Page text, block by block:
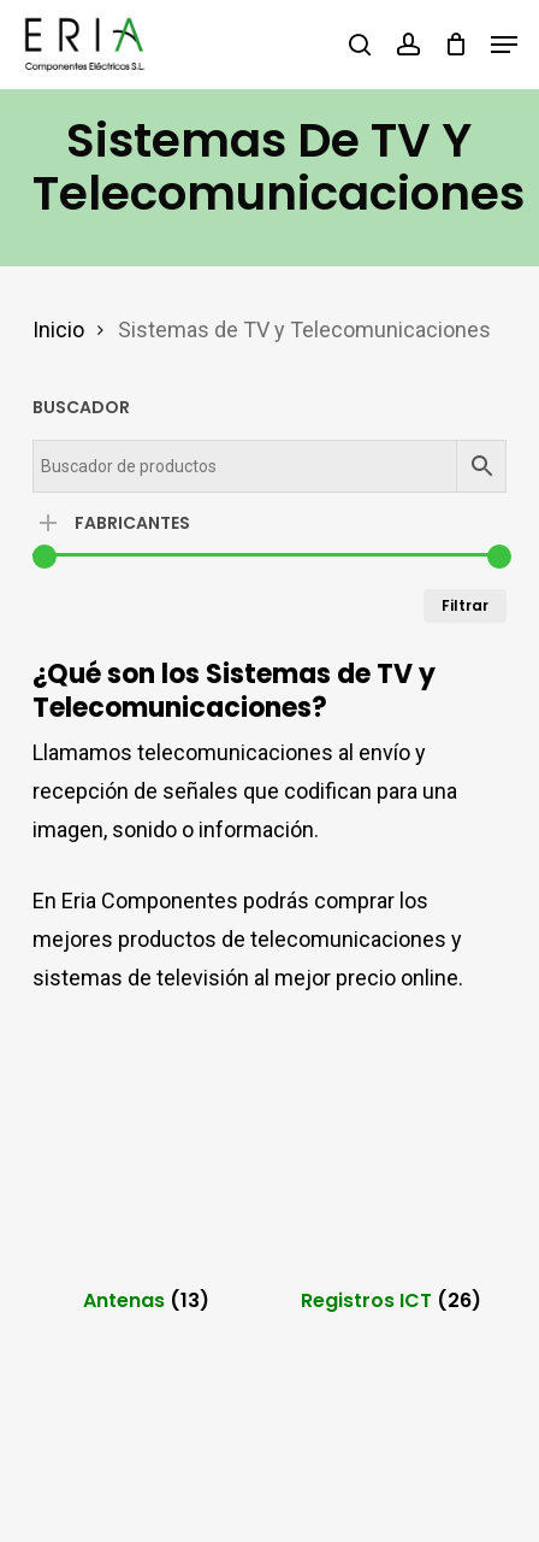
Saltar
contenido
principal
buscaraccount
Sistemas De TV Y
Telecomunicaciones
Inicio Sistemas de TV y Telecomunicaciones
BUSCADOR
FABRICANTES
Filtrar
¿Qué son los Sistemas de TV y
Telecomunicaciones?
Llamamos telecomunicaciones al envío y
recepción de señales que codifican para una
imagen, sonido o información.
En Eria Componentes podrás comprar los
mejores productos de telecomunicaciones y
sistemas de televisión al mejor precio online.
Antenas (13) Registros ICT (26)